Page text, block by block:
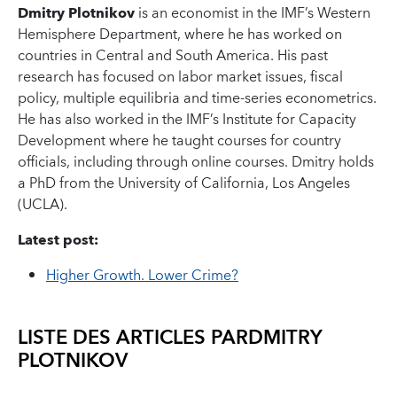
Dmitry Plotnikovis an economist in the IMF’s Western
Hemisphere Department, where he has worked on
countries in Central and South America. His past
research has focused on labor market issues, fiscal
policy, multiple equilibria and time-series econometrics.
He has also worked in the IMF’s Institute for Capacity
Development where he taught courses for country
officials, including through online courses. Dmitry holds
a PhD from the University of California, Los Angeles
(UCLA).
Latest post:
Higher Growth. Lower Crime?
LISTE DES ARTICLES PARDMITRY
PLOTNIKOV